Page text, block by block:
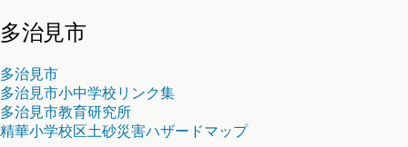
多治見市
多治見市
多治見市小中学校リンク集
多治見市教育研究所
精華小学校区土砂災害ハザードマップ